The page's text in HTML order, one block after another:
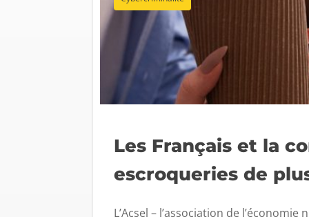
Les Français et la
escroqueries de
L’Acsel – l’association de